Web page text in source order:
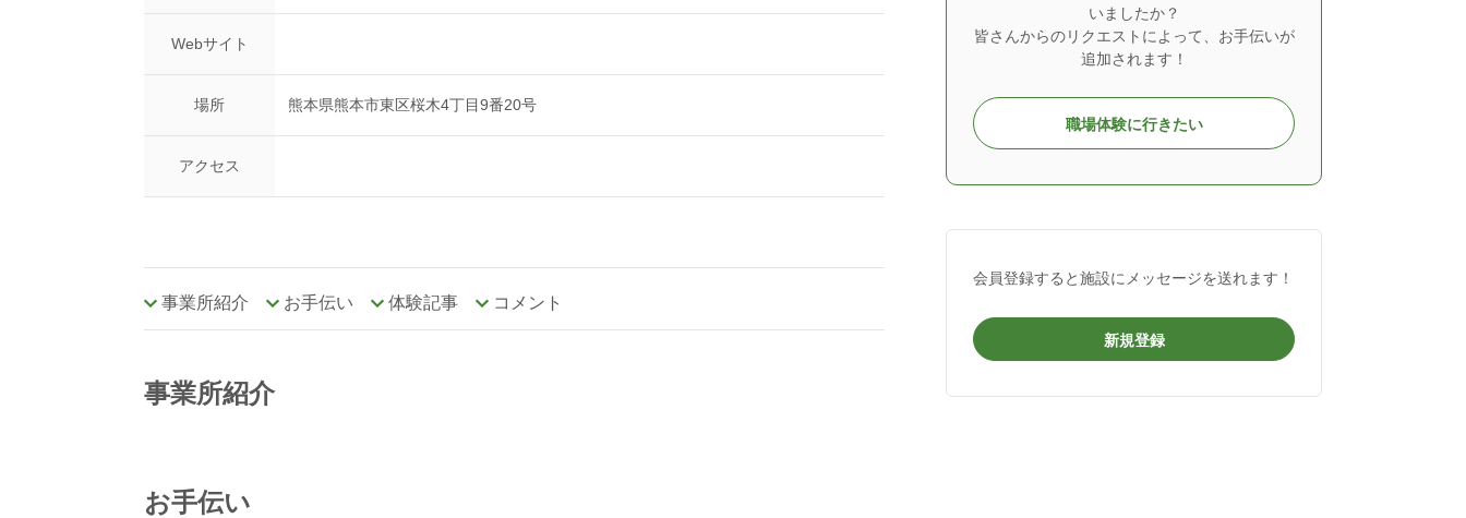
Webサイト
場所 熊本県熊本市東区桜木4丁目9番20号
アクセス
事業所紹介 お手伝い 体験記事 コメント
事業所紹介
お手伝い
いましたか？
皆さんからのリクエストによって、お手伝いが
追加されます！
職場体験に行きたい
会員登録すると施設にメッセージを送れます！
新規登録